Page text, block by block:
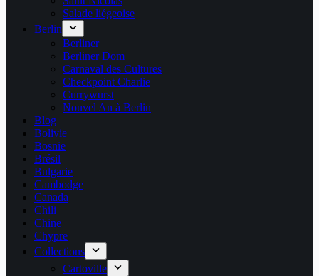
Salade liégeoise
Berlin
Berliner
Berliner Dom
Carnaval des Cultures
Checkpoint Charlie
Currywurst
Nouvel An à Berlin
Blog
Bolivie
Bosnie
Brésil
Bulgarie
Cambodge
Canada
Chili
Chine
Chypre
Collections
Cartoville